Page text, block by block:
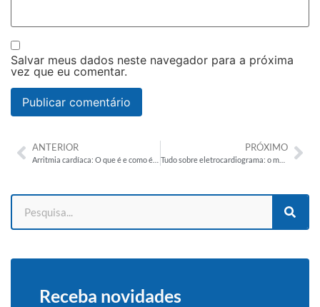
Salvar meus dados neste navegador para a próxima
vez que eu comentar.
ANTERIOR PRÓXIMO
Tudo sobre eletrocardiograma: o mais antigo método de diagnóstico de doenças cardiovasculares
Receba novidades